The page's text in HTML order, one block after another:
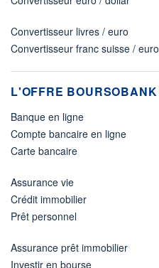
Convertisseur livres / euro
Convertisseur franc suisse / euro
L'OFFRE BOURSOBANK
Banque en ligne
Compte bancaire en ligne
Carte bancaire
Assurance vie
Crédit immobilier
Prêt personnel
Assurance prêt immobilier
Investir en bourse